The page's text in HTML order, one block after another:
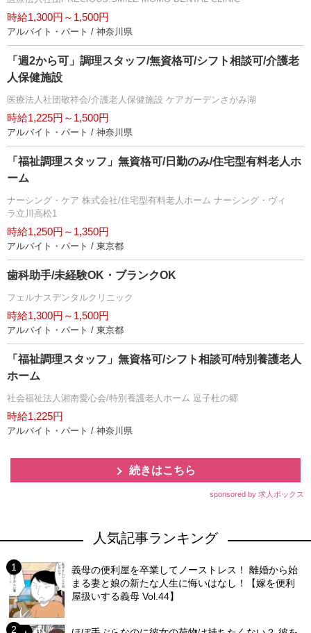
時給1,300円～1,500円
アルバイト・パート / 神奈川県
「週2から可」調理スタッフ/無資格可/シフト相談可/介護老
人保健施設
医療法人社団敬祥会/介護老人保健施設 ケアガーデンさがみ湖
時給1,225円～1,500円
アルバイト・パート / 神奈川県
「福祉調理スタッフ」無資格可/日勤のみ/住宅型有料老人ホ
ーム
ナーシング・ケア 株式会社/住宅型有料老人ホーム ナーシング・ヴィ
ラ立川高松1
時給1,250円～1,350円
アルバイト・パート / 東京都
歯科助手/未経験OK・ブランクOK
フェルナスデンタルクリニック
時給1,300円～1,500円
アルバイト・パート / 東京都
「福祉調理スタッフ」無資格可/シフト相談可/特別養護老人
ホーム
社会福祉法人湘南愛心会/特別養護老人ホーム 逗子杜の郷
時給1,225円
アルバイト・パート / 神奈川県
続きはこちら
sponsored by 求人ボックス
人気記事ランキング
義母の便利屋を卒業してノーストレス！ 離婚から始
まる妻と娘の新たな人生に悔いはなし！【嫁を便利
屋扱いする義母 Vol.44】